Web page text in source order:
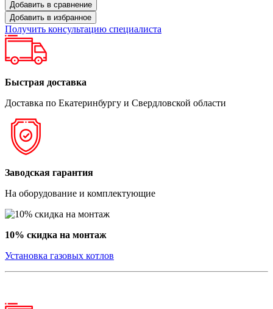
Добавить в сравнение
Добавить в избранное
Получить консультацию специалиста
Быстрая доставка
Доставка по Екатеринбургу и Свердловской области
Заводская гарантия
На оборудование и комплектующие
10% скидка на монтаж
Установка газовых котлов